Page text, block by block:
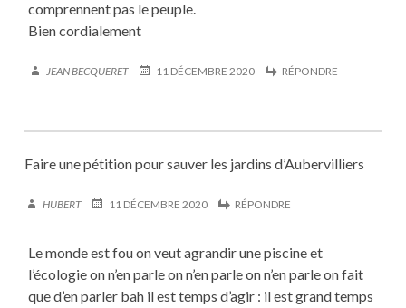
comprennent pas le peuple.
Bien cordialement
JEAN BECQUERET 11 DÉCEMBRE 2020 RÉPONDRE
Faire une pétition pour sauver les jardins d’Aubervilliers
HUBERT 11 DÉCEMBRE 2020 RÉPONDRE
Le monde est fou on veut agrandir une piscine et
l’écologie on n’en parle on n’en parle on n’en parle on fait
que d’en parler bah il est temps d’agir : il est grand temps